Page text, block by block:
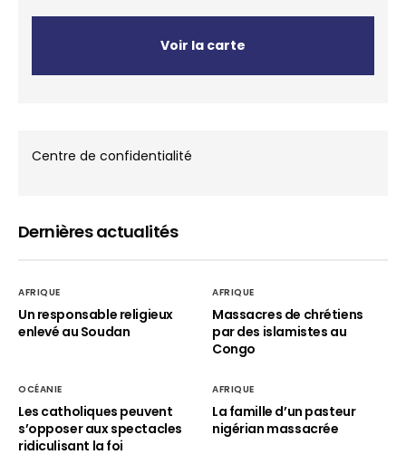
Voir la carte
Centre de confidentialité
Dernières actualités
AFRIQUE
Un responsable religieux
enlevé au Soudan
AFRIQUE
Massacres de chrétiens
par des islamistes au
Congo
OCÉANIE
Les catholiques peuvent
s’opposer aux spectacles
ridiculisant la foi
AFRIQUE
La famille d’un pasteur
nigérian massacrée